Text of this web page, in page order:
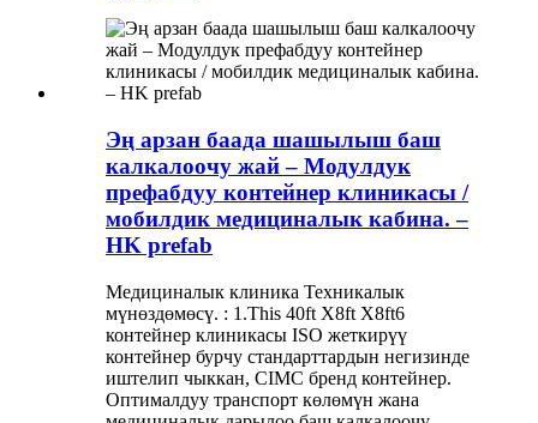
Эң арзан баада шашылыш баш
калкалоочу жай – Модулдук
префабдуу контейнер клиникасы /
мобилдик медициналык кабина. –
HK prefab
Медициналык клиника Техникалык
мүнөздөмөсү. : 1.This 40ft X8ft X8ft6
контейнер клиникасы ISO жеткирүү
контейнер бурчу стандарттардын негизинде
иштелип чыккан, CIMC бренд контейнер.
Оптималдуу транспорт көлөмүн жана